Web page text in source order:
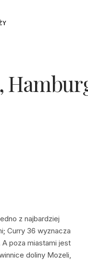
z najbardziej
Curry 36 wyznacza
poza miastami jest
doliny Mozeli,